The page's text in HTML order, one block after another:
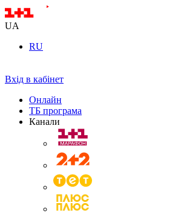
UA
RU
Вхід в кабінет
Онлайн
ТБ програма
Канали